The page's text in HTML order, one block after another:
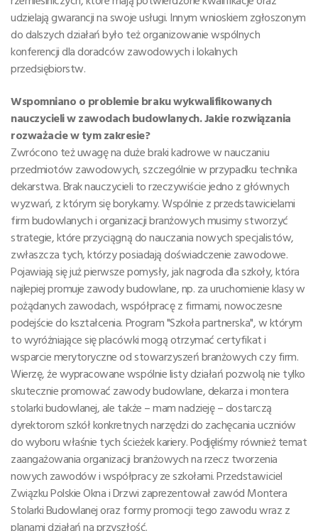
udzielają gwarancji na swoje usługi. Innym wnioskiem zgłoszonym
do dalszych działań było też organizowanie wspólnych
konferencji dla doradców zawodowych i lokalnych
przedsiębiorstw.
Wspomniano o problemie braku wykwalifikowanych
nauczycieli w zawodach budowlanych. Jakie rozwiązania
rozważacie w tym zakresie?
Zwrócono też uwagę na duże braki kadrowe w nauczaniu
przedmiotów zawodowych, szczególnie w przypadku technika
dekarstwa. Brak nauczycieli to rzeczywiście jedno z głównych
wyzwań, z którym się borykamy. Wspólnie z przedstawicielami
firm budowlanych i organizacji branżowych musimy stworzyć
strategie, które przyciągną do nauczania nowych specjalistów,
zwłaszcza tych, którzy posiadają doświadczenie zawodowe.
Pojawiają się już pierwsze pomysły, jak nagroda dla szkoły, która
najlepiej promuje zawody budowlane, np. za uruchomienie klasy w
pożądanych zawodach, współpracę z firmami, nowoczesne
podejście do kształcenia. Program "Szkoła partnerska", w którym
to wyróżniające się placówki mogą otrzymać certyfikat i
wsparcie merytoryczne od stowarzyszeń branżowych czy firm.
Wierzę, że wypracowane wspólnie listy działań pozwolą nie tylko
skutecznie promować zawody budowlane, dekarza i montera
stolarki budowlanej, ale także – mam nadzieję – dostarczą
dyrektorom szkół konkretnych narzędzi do zachęcania uczniów
do wyboru właśnie tych ścieżek kariery. Podjęliśmy również temat
zaangażowania organizacji branżowych na rzecz tworzenia
nowych zawodów i współpracy ze szkołami. Przedstawiciel
Związku Polskie Okna i Drzwi zaprezentował zawód Montera
Stolarki Budowlanej oraz formy promocji tego zawodu wraz z
planami działań na przyszłość.